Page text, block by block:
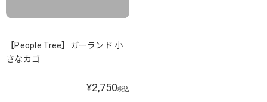
【People Tree】ガーランド 小
さなカゴ
¥2,750税込